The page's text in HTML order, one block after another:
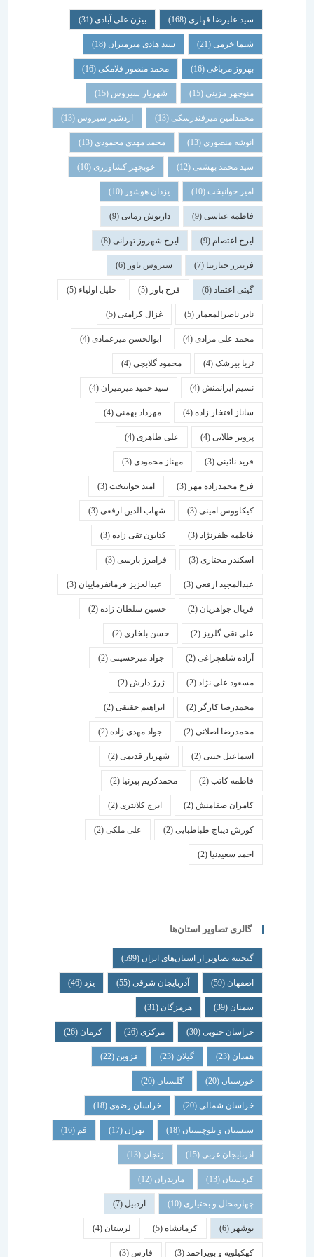
سید علیرضا قهاری(168) بیژن علی آبادی(31)
شیما خرمی(21) سید هادی میرمیران (18)
بهروز مرباغی(16) محمد منصور فلامکی(16)
منوچهر مزینی(15) شهریار سیروس (15)
محمدامین میرفندرسکی(13) اردشیر سیروس (13)
انوشه منصوری(13) محمد مهدی محمودی(13)
سید محمد بهشتی(12) خوبچهر کشاورزی(10)
امیر جوانبخت (10) یزدان هوشور (10)
فاطمه عباسی(9) داریوش زمانی(9)
ایرج اعتصام (9) ایرج شهروز تهرانی (8)
فریبرز جبارنیا(7) سیروس باور(6)
گیتی اعتماد(6) فرخ باور (5) جلیل اولیاء(5)
نادر ناصرالمعمار(5) غزال کرامتی(5)
محمد علی مرادی(4) ابوالحسن میرعمادی(4)
ثریا بیرشک (4) محمود گلابچی(4)
نسیم ایرانمنش (4) سید حمید میرمیران (4)
ساناز افتخار زاده(4) مهرداد بهمنی (4)
پرویز طلایی(4) علی طاهری(4)
فرید نائینی(3) مهناز محمودی (3)
فرخ محمدزاده مهر(3) امید جوانبخت(3)
کیکاووس امینی(3) شهاب الدین ارفعی(3)
فاطمه ظفرنژاد(3) کتایون تقی زاده(3)
اسكندر مختاری(3) فرامرز پارسی(3)
عبدالمجید ارفعی(3) عبدالعزیز فرمانفرماییان(3)
فریال جواهریان (2) حسین سلطان زاده(2)
علی نقی گلریز(2) حسن بلخاری(2)
آزاده شاهچراغی(2) جواد میرحسینی(2)
مسعود علی نژاد(2) ژرژ دارش (2)
محمدرضا کارگر (2) ابراهیم حقیقی(2)
محمدرضا اصلانی(2) جواد مهدی زاده(2)
اسماعیل جنتی(2) شهریار قدیمی(2)
فاطمه کاتب(2) محمدکریم پیرنیا(2)
کامران صفامنش (2) ایرج کلانتری (2)
کورش دیباج طباطبایی(2) علی ملکی(2)
احمد سعیدنیا(2)
گالری تصاویر استان‌ها
گنجینه تصاویر از استان‌های ایران(599)
آذربایجان شرقی(55) یزد(46)
هرمزگان (31)
خراسان جنوبی(30) مرکزی کرمان
گیلان قزوین
(20) گلستان
خراسان شمالی(20) خراسان رضوی(18)
سیستان و بلوچستان(18) تهران قم(16)
آذربایجان غربی(15) زنجان
(13) مازندران (12)
چهارمحال و بختیاری (10) اردبیل
کرمانشاه(5) لرستان
کهکیلویه و بویراحمد(3) فارس